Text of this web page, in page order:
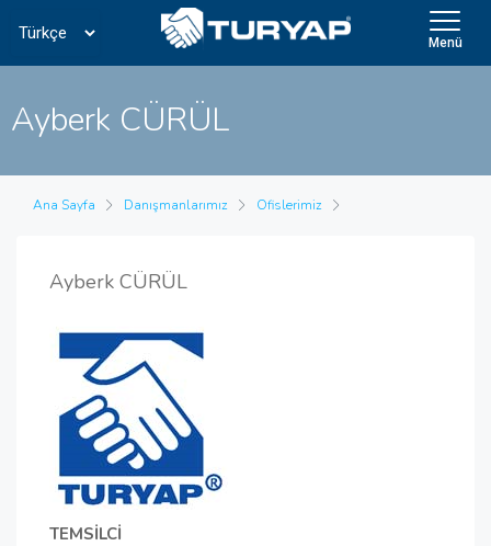
Menü
Ayberk CÜRÜL
Ana Sayfa Danışmanlarımız Ofislerimiz
Ayberk CÜRÜL
TEMSİLCİ